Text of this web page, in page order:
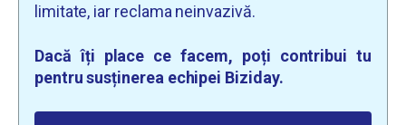
limitate, iar reclama neinvazivă.
Dacă îți place ce facem, poți contribui tu
pentru susținerea echipei Biziday.